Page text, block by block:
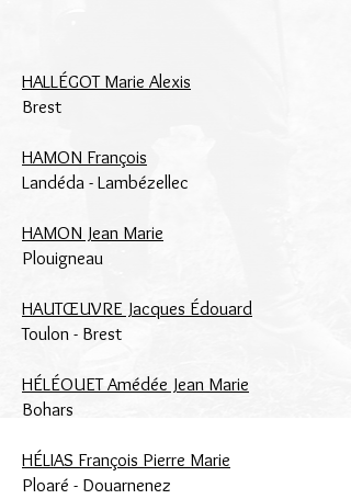
HALLÉGOT Marie Alexis
Brest
HAMON François
Landéda - Lambézellec
HAMON Jean Marie
Plouigneau
HAUTŒUVRE Jacques Édouard
Toulon - Brest
HÉLÉOUET Amédée Jean Marie
Bohars
HÉLIAS François Pierre Marie
Ploaré - Douarnenez